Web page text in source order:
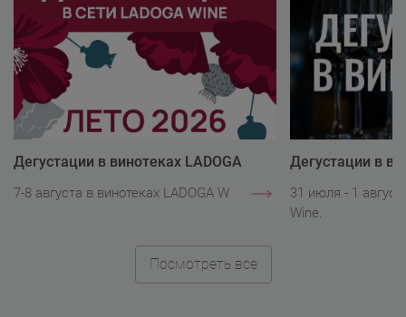
Дегустации в винотеках LADOGA
7-8 августа в винотеках LADOGA Wine.
Дегустации в
31 июля - 1
Wine.
Посмотреть все